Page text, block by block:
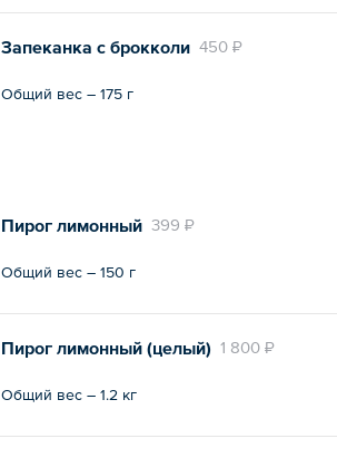
450 ₽
Запеканка с брокколи
Общий вес – 175 г
399 ₽
Пирог лимонный
Общий вес – 150 г
1 800 ₽
Пирог лимонный (целый)
Общий вес – 1.2 кг